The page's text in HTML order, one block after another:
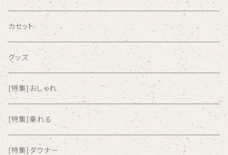
AIRCRAFT
airlie
AKUTAGAWA FANCLUB
ALKASILKA
all about paradise
カセット
グッズ
[特集]おしゃれ
[特集]乗れる
[特集]ダウナー